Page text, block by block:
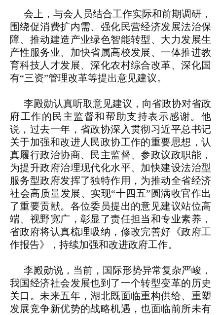
会上，与会人员结合工作实际和前期调研，
围绕促消费扩内需、强化民营经济发展法治保
障、推动建造产业绿色智能转型、大力发展生
产性服务业、加快省属高校发展、一体推进教
育科技人才发展、深化农村综合改革、深化国
有“三资”管理改革等提出意见建议。
李殿勋认真听取意见建议，向省政协对省政
府工作的民主监督和帮助支持表示感谢。他
说，过去一年，省政协深入贯彻习近平总书记
关于加强和改进人民政协工作的重要思想，认
真履行政治协商、民主监督、参政议政职能，
为提升政府治理现代化水平、加快建设法治型
服务型政府发挥了独特作用，为推动全省经济
社会高质量发展、实现“十四五”圆满收官作出
了重要贡献。各位委员提出的意见建议站位高
端、视野宽广，彰显了责任担当和专业素养，
省政府将认真梳理吸纳，修改完善好《政府工
作报告》，持续加强和改进政府工作。
李殿勋说，当前，国际形势异常复杂严峻，
我国经济社会发展也到了一个转型变革的历史
关口。未来五年，湖北既面临重构供给、重塑
发展竞争新优势的战略机遇，也面临前所未有